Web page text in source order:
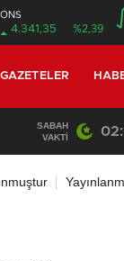
ONS
4.341,35 %2,39
GAZETELER
SABAH
VAKTI